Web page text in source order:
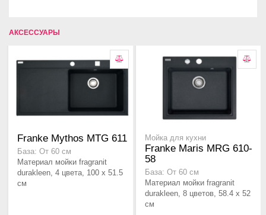
АКСЕССУАРЫ
Franke Mythos MTG 611
База: От 60 см
Материал мойки fragranit
durakleen, 4 цвета, 100 x 51.5
см
Мойка для кухни
Franke Maris MRG 610-
58
База: От 60 см
Материал мойки fragranit
durakleen, 8 цветов, 58.4 x 52
см